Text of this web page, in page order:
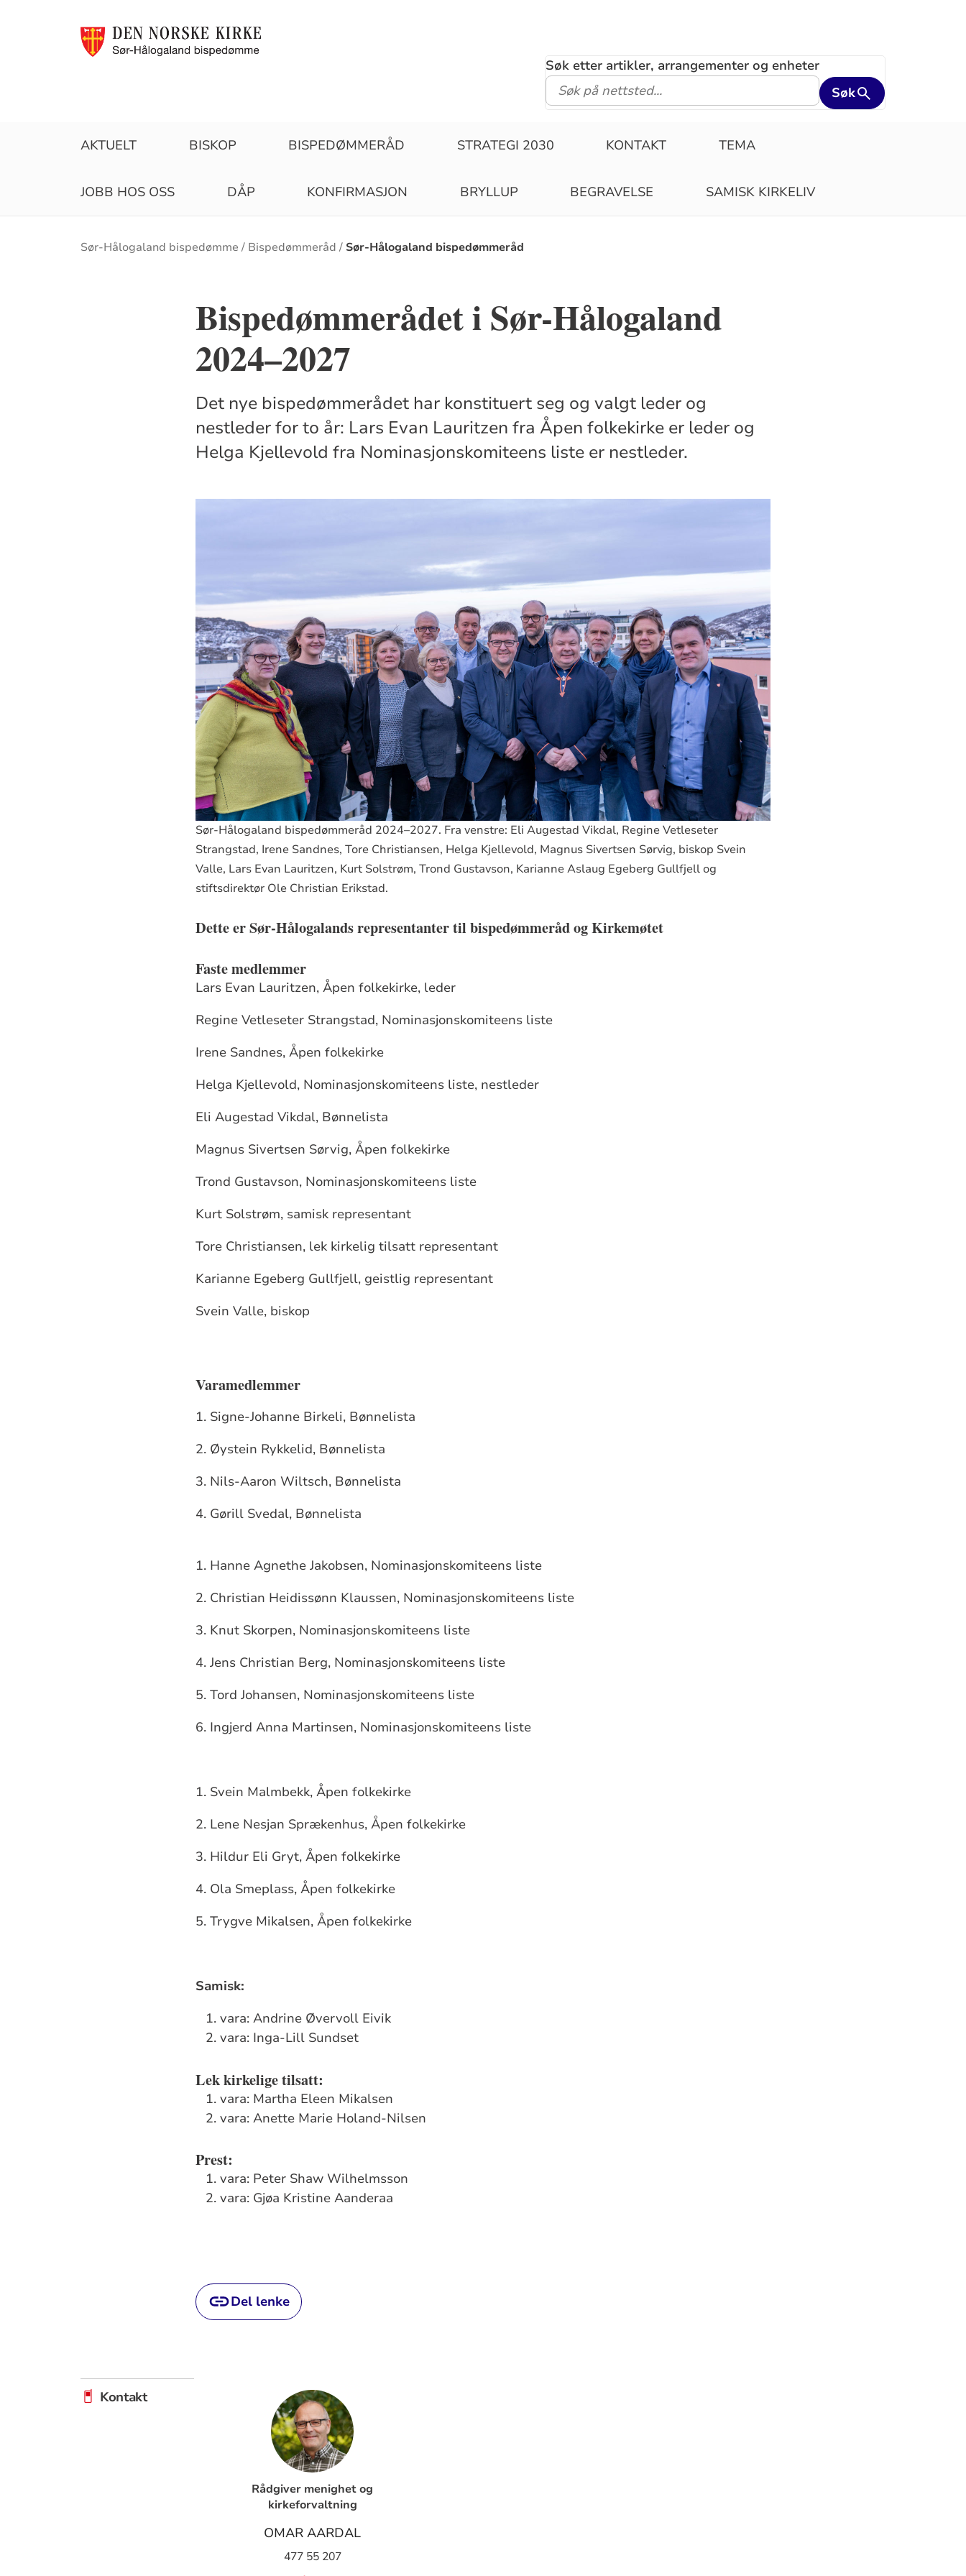
Søk etter artikler, arrangementer og enheter
Søk
AKTUELT BISKOP BISPEDØMMERÅD STRATEGI 2030 KONTAKT TEMA
JOBB HOS OSS DÅP KONFIRMASJON BRYLLUP BEGRAVELSE SAMISK KIRKELIV
Brødsmulesti
Sør-Hålogaland bispedømme Bispedømmeråd Sør-Hålogaland bispedømmeråd
Bispedømmerådet i Sør-Hålogaland
2024–2027
Det nye bispedømmerådet har konstituert seg og valgt leder og
nestleder for to år: Lars Evan Lauritzen fra Åpen folkekirke er leder og
Helga Kjellevold fra Nominasjonskomiteens liste er nestleder.
Sør-Hålogaland bispedømmeråd 2024–2027. Fra venstre: Eli Augestad Vikdal, Regine Vetleseter
Strangstad, Irene Sandnes, Tore Christiansen, Helga Kjellevold, Magnus Sivertsen Sørvig, biskop Svein
Valle, Lars Evan Lauritzen, Kurt Solstrøm, Trond Gustavson, Karianne Aslaug Egeberg Gullfjell og
stiftsdirektør Ole Christian Erikstad.
Dette er Sør-Hålogalands representanter til bispedømmeråd og Kirkemøtet
Faste medlemmer
Lars Evan Lauritzen, Åpen folkekirke, leder
Regine Vetleseter Strangstad, Nominasjonskomiteens liste
Irene Sandnes, Åpen folkekirke
Helga Kjellevold, Nominasjonskomiteens liste, nestleder
Eli Augestad Vikdal, Bønnelista
Magnus Sivertsen Sørvig, Åpen folkekirke
Trond Gustavson, Nominasjonskomiteens liste
Kurt Solstrøm, samisk representant
Tore Christiansen, lek kirkelig tilsatt representant
Karianne Egeberg Gullfjell, geistlig representant
Svein Valle, biskop
Varamedlemmer
1. Signe-Johanne Birkeli, Bønnelista
2. Øystein Rykkelid, Bønnelista
3. Nils-Aaron Wiltsch, Bønnelista
4. Gørill Svedal, Bønnelista
1. Hanne Agnethe Jakobsen, Nominasjonskomiteens liste
2. Christian Heidissønn Klaussen, Nominasjonskomiteens liste
3. Knut Skorpen, Nominasjonskomiteens liste
4. Jens Christian Berg, Nominasjonskomiteens liste
5. Tord Johansen, Nominasjonskomiteens liste
6. Ingjerd Anna Martinsen, Nominasjonskomiteens liste
1. Svein Malmbekk, Åpen folkekirke
2. Lene Nesjan Sprækenhus, Åpen folkekirke
3. Hildur Eli Gryt, Åpen folkekirke
4. Ola Smeplass, Åpen folkekirke
5. Trygve Mikalsen, Åpen folkekirke
Samisk:
vara: Andrine Øvervoll Eivik
vara: Inga-Lill Sundset
Lek kirkelige tilsatt:
vara: Martha Eleen Mikalsen
vara: Anette Marie Holand-Nilsen
Prest:
vara: Peter Shaw Wilhelmsson
vara: Gjøa Kristine Aanderaa
Del lenke
Kontakt
Rådgiver menighet og
kirkeforvaltning
OMAR AARDAL
477 55 207